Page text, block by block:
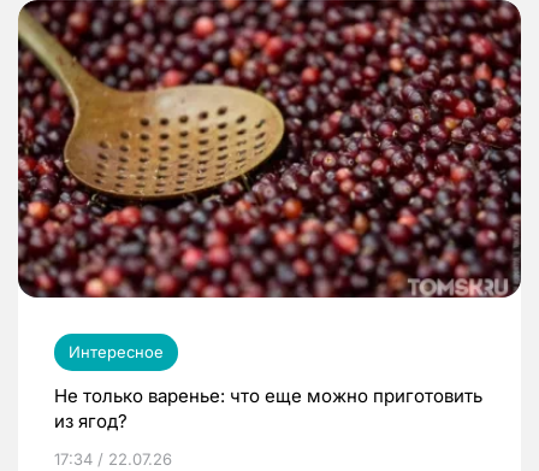
Интересное
Не только варенье: что еще можно приготовить
из ягод?
17:34 / 22.07.26